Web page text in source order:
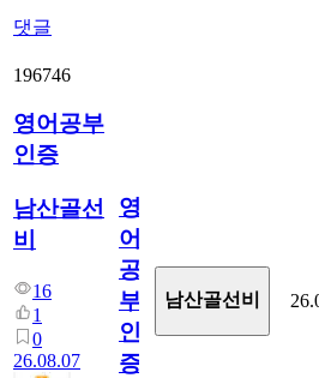
댓글
196746
영어공부
인증
남산골선
비
16
1
0
26.08.07
영
어
공
부
인
증
남산골선비